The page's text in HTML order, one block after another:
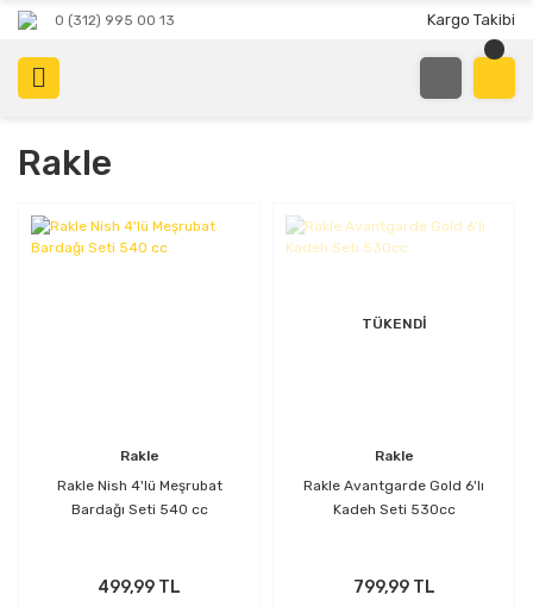
0 (312) 995 00 13 Kargo Takibi
Rakle
Rakle
Rakle Nish 4'lü Meşrubat
Bardağı Seti 540 cc
499,99 TL
TÜKENDİ
Rakle
Rakle Avantgarde Gold 6'lı
Kadeh Seti 530cc
799,99 TL